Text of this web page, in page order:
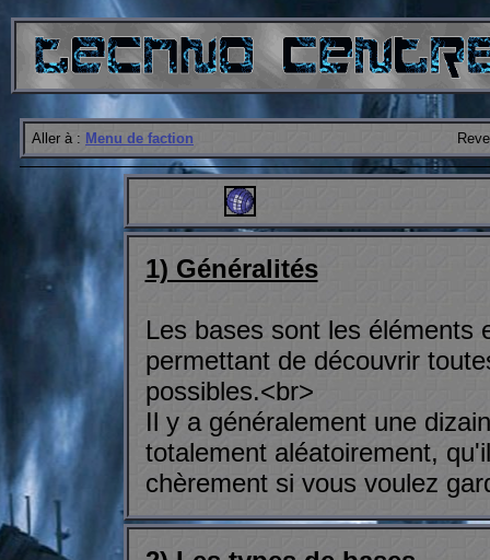
Aller à : Menu de faction
1) Généralités
Les bases sont les éléments
permettant de découvrir
possibles.<br>
Il y a généralement une
totalement aléatoirement,
chèrement si vous voulez